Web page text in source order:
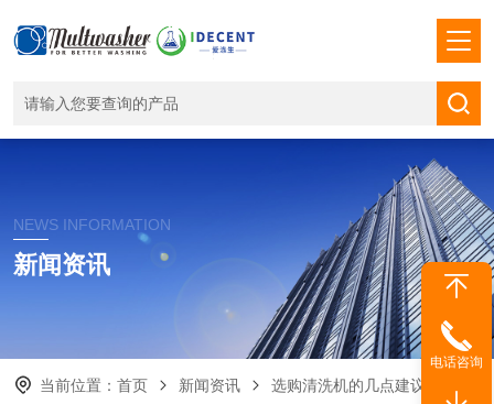
NEWS INFORMATION
新闻资讯
当前位置： 首页 新闻资讯 选购清洗机的几点建议
电话咨询